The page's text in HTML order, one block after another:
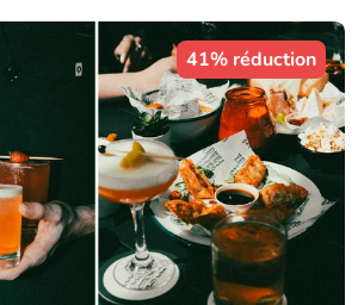
41% réduction